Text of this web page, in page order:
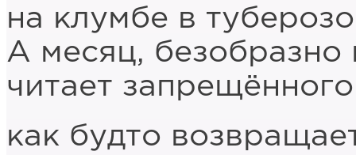
на клумбе в
А месяц, безобразно
читает
как будто